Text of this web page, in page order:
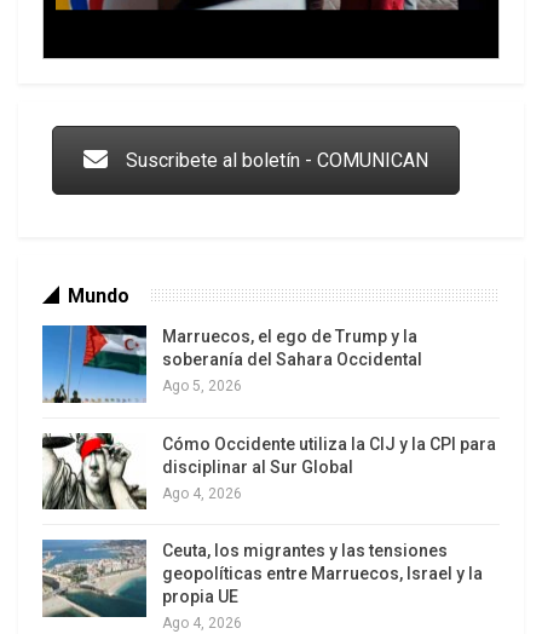
Los latinos le van dando la espalda a Trump
Suscribete al boletín - COMUNICAN
Mundo
Marruecos, el ego de Trump y la
soberanía del Sahara Occidental
Ago 5, 2026
Cómo Occidente utiliza la CIJ y la CPI para
disciplinar al Sur Global
Ago 4, 2026
Ceuta, los migrantes y las tensiones
geopolíticas entre Marruecos, Israel y la
propia UE
Ago 4, 2026